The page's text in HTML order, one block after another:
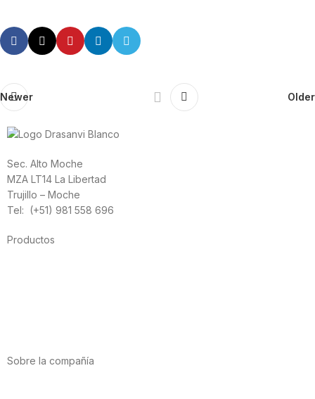
Newer Older
Sec. Alto Moche
MZA LT14 La Libertad
Trujillo – Moche
Tel: (+51) 981 558 696
Productos
Sobre la compañía